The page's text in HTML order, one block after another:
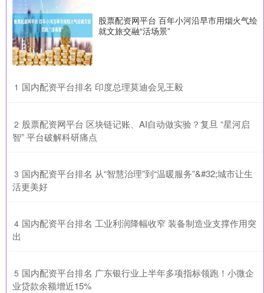
股票配资网平台 百年小河沿早市用烟火气绘
就文旅交融“活场景”
1 ​国内配资平台排名 印度总理莫迪会见王毅
2 ​股票配资网平台 区块链记账、AI自动做实验？复旦 “星河启
智” 平台破解科研痛点
3 ​国内配资平台排名 从“智慧治理”到“温暖服务”&#32;城市让生
活更美好
4 ​国内配资平台排名 工业利润降幅收窄 装备制造业支撑作用突
出
5 ​国内配资平台排名 广东银行业上半年多项指标领跑！小微企
业贷款余额增近15%